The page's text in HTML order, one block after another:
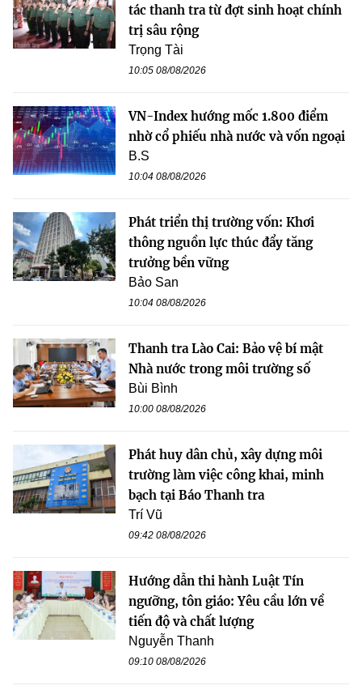
tác thanh tra từ đợt sinh hoạt chính
trị sâu rộng
Trọng Tài
10:05 08/08/2026
VN-Index hướng mốc 1.800 điểm
nhờ cổ phiếu nhà nước và vốn ngoại
B.S
10:04 08/08/2026
Phát triển thị trường vốn: Khơi
thông nguồn lực thúc đẩy tăng
trưởng bền vững
Bảo San
10:04 08/08/2026
Thanh tra Lào Cai: Bảo vệ bí mật
Nhà nước trong môi trường số
Bùi Bình
10:00 08/08/2026
Phát huy dân chủ, xây dựng môi
trường làm việc công khai, minh
bạch tại Báo Thanh tra
Trí Vũ
09:42 08/08/2026
Hướng dẫn thi hành Luật Tín
ngưỡng, tôn giáo: Yêu cầu lớn về
tiến độ và chất lượng
Nguyễn Thanh
09:10 08/08/2026